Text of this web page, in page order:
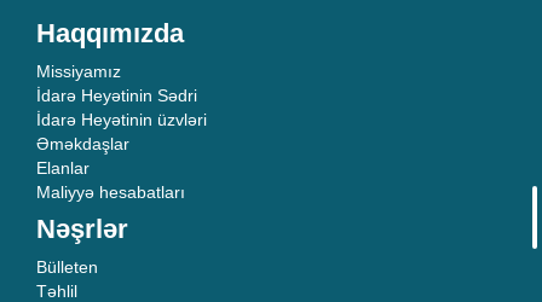
Haqqımızda
Missiyamız
İdarə Heyətinin Sədri
İdarə Heyətinin üzvləri
Əməkdaşlar
Elanlar
Maliyyə hesabatları
Nəşrlər
Bülleten
Təhlil